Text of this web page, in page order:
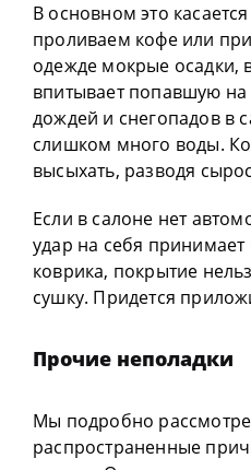
В основном это
проливаем кофе или
одежде мокрые осадки,
впитывает попавшую на
дождей и снегопадов в
слишком много воды.
высыхать, разводя
Если в салоне нет
удар на себя
коврика, покрытие
сушку. Придется
Прочие неполадки
Мы подробно
распространенные